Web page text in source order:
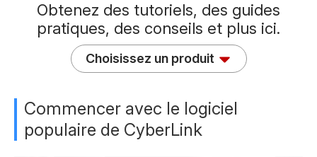
Obtenez des tutoriels, des guides
pratiques, des conseils et plus ici.
Choisissez un produit
Commencer avec le logiciel
populaire de CyberLink